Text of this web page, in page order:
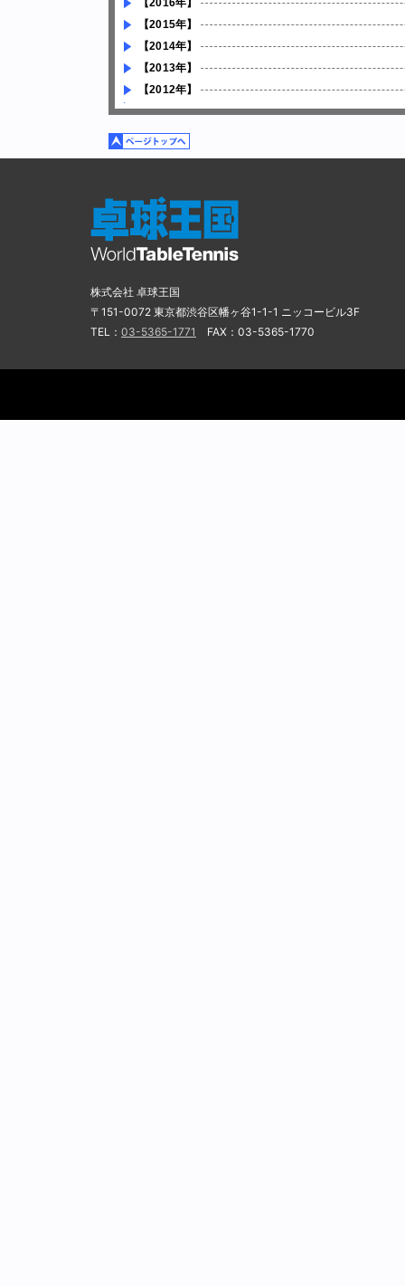
【2016年】
【2015年】
【2014年】
【2013年】
【2012年】
株式会社 卓球王国
〒151-0072 東京都渋谷区幡ヶ谷1-1-1 ニッコービル3F
TEL： 03-5365-1771 FAX：03-5365-1770